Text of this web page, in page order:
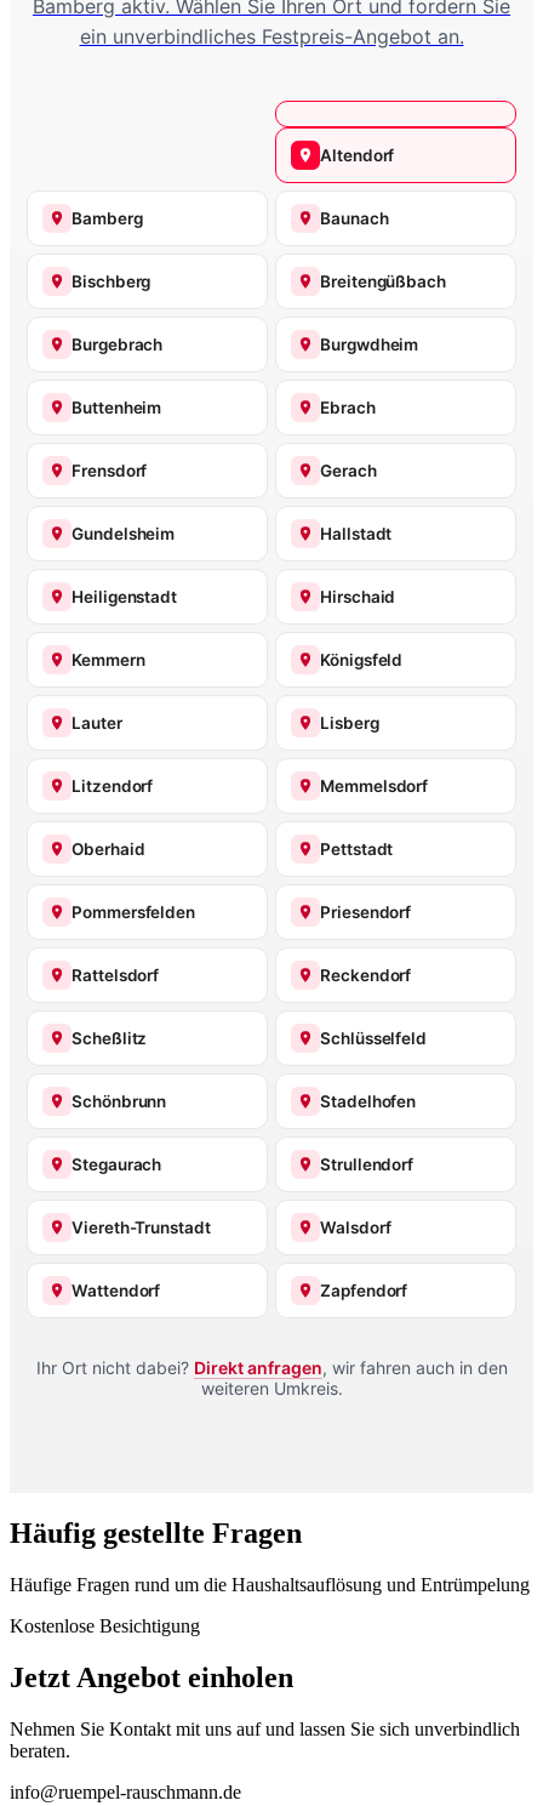
Bamberg aktiv. Wählen Sie Ihren Ort und fordern Sie
ein unverbindliches Festpreis-Angebot an.
Altendorf
Bamberg Baunach
Bischberg Breitengüßbach
Burgebrach Burgwdheim
Buttenheim Ebrach
Frensdorf Gerach
Gundelsheim Hallstadt
Heiligenstadt Hirschaid
Kemmern Königsfeld
Lauter Lisberg
Litzendorf Memmelsdorf
Oberhaid Pettstadt
Pommersfelden Priesendorf
Rattelsdorf Reckendorf
Scheßlitz Schlüsselfeld
Schönbrunn Stadelhofen
Stegaurach Strullendorf
Viereth-Trunstadt Walsdorf
Wattendorf Zapfendorf
Ihr Ort nicht dabei? Direkt anfragen, wir fahren auch in den
weiteren Umkreis.
Häufig gestellte Fragen
Häufige Fragen rund um die Haushaltsauflösung und Entrümpelung
Kostenlose Besichtigung
Jetzt Angebot einholen
Nehmen Sie Kontakt mit uns auf und lassen Sie sich unverbindlich
beraten.
info@ruempel-rauschmann.de